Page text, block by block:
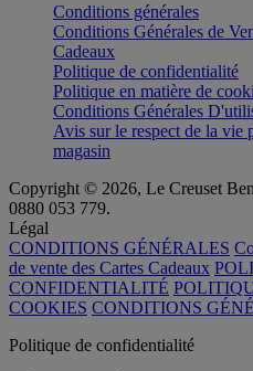
Conditions générales
Conditions Générales de
Cadeaux
Politique de confidentialité
Politique en matière de
Conditions Générales
Avis sur le respect de la vie
magasin
Copyright © 2026, Le Creuset
0880 053 779.
Légal
CONDITIONS GÉNÉRALES
de vente des Cartes Cadeaux
CONFIDENTIALITÉ
COOKIES CONDITIONS
Politique de confidentialité